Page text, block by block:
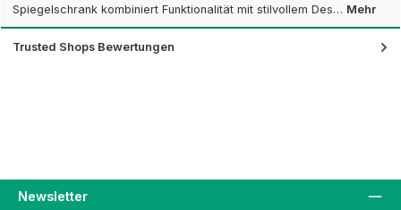
Spiegelschrank kombiniert Funktionalität mit stilvollem Des… Mehr
Trusted Shops Bewertungen
Newsletter